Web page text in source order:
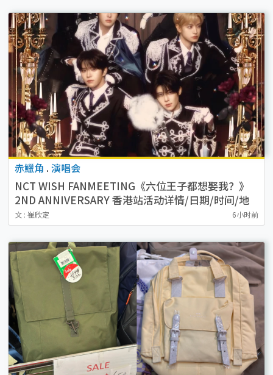
赤鱲角 . 演唱会
NCT WISH FANMEETING《六位王子都想娶我？》
2ND ANNIVERSARY 香港站活动详情/日期/时间/地
点/票价一览
文 : 崔欣定 6小时前